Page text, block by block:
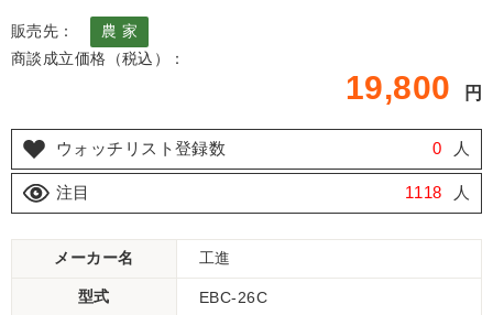
販売先：
農 家
商談成立価格（税込）：
19,800 円
ウォッチリスト登録数 0 人
注目 1118 人
メーカー名 工進
型式 EBC-26C